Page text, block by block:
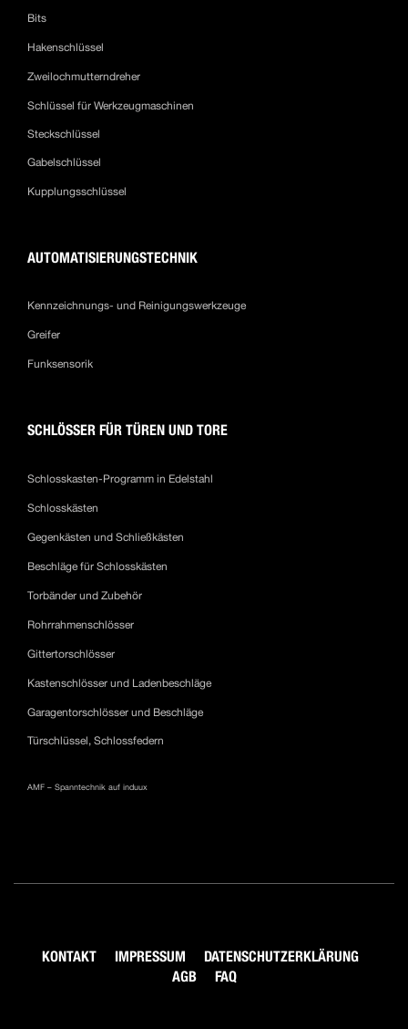
Bits
Hakenschlüssel
Zweilochmutterndreher
Schlüssel für Werkzeugmaschinen
Steckschlüssel
Gabelschlüssel
Kupplungsschlüssel
AUTOMATISIERUNGSTECHNIK
Kennzeichnungs- und Reinigungswerkzeuge
Greifer
Funksensorik
SCHLÖSSER FÜR TÜREN UND TORE
Schlosskasten-Programm in Edelstahl
Schlosskästen
Gegenkästen und Schließkästen
Beschläge für Schlosskästen
Torbänder und Zubehör
Rohrrahmenschlösser
Gittertorschlösser
Kastenschlösser und Ladenbeschläge
Garagentorschlösser und Beschläge
Türschlüssel, Schlossfedern
AMF – Spanntechnik auf induux
KONTAKT IMPRESSUM
DATENSCHUTZERKLÄRUNG
AGB
FAQ